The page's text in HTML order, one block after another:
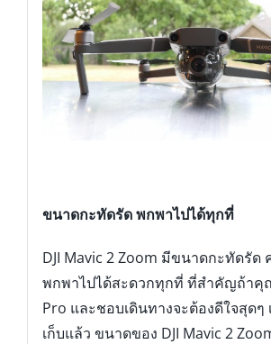
ขนาดกะทัดรัด พกพาไปได้ทุกที่
DJI Mavic 2 Zoom มีขนาดกะทัดรัด
พกพาไปได้สะดวกทุกที่ ที่สำคัญถ้าคุ
Pro และชอบเดินทางจะต้องดีใจสุดๆ
เก็บแล้ว ขนาดของ DJI Mavic 2